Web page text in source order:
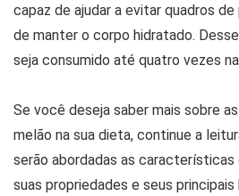
capaz de ajudar a evitar quadros
de manter o corpo hidratado.
seja consumido até quatro vezes
Se você deseja saber mais sobre
melão na sua dieta, continue a
serão abordadas as
suas propriedades e seus